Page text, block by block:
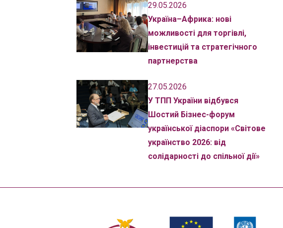
29.05.2026
Україна–Африка: нові
можливості для торгівлі,
інвестицій та стратегічного
партнерства
27.05.2026
У ТПП України відбувся
Шостий Бізнес-форум
української діаспори «Світове
українство 2026: від
солідарності до спільної дії»